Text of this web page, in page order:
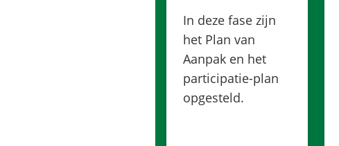
In deze fase zijn
het Plan van
Aanpak en het
participatie-plan
opgesteld.